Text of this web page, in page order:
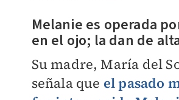
Melanie es operada
en el ojo; la dan de
Su madre, María del
señala que el pasado